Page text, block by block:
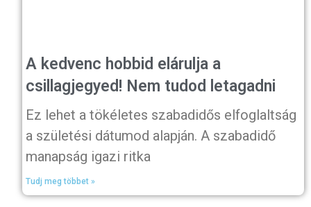
A kedvenc hobbid elárulja a
csillagjegyed! Nem tudod letagadni
Ez lehet a tökéletes szabadidős elfoglaltság
a születési dátumod alapján. A szabadidő
manapság igazi ritka
Tudj meg többet »